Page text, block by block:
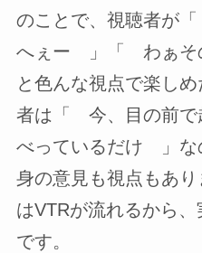
のことで、視聴者
へぇー 」「 わぁそ
と色んな視点で楽し
者は「 今、目の前で
べっているだけ 」な
身の意見も視点もあ
はVTRが流れるから
です。